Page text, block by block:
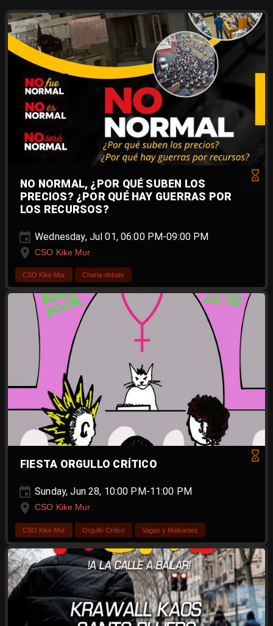
NO NORMAL, ¿POR QUÉ SUBEN LOS
PRECIOS? ¿POR QUÉ HAY GUERRAS POR
LOS RECURSOS?
Wednesday, Jul 01, 06:00 PM-09:00 PM
CSO Kike Mur
CSO Kike Mur Charla-debate
FIESTA ORGULLO CRÍTICO
Sunday, Jun 28, 10:00 PM-11:00 PM
CSO Kike Mur
CSO Kike Mur Orgullo Crítico Vagas y Maleantes